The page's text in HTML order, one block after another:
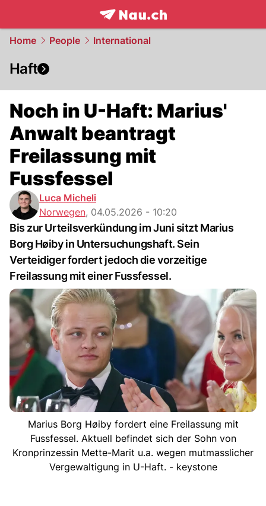
frontpage.NAU.ch
Home People International
Haft
Noch in U-Haft: Marius'
Anwalt beantragt
Freilassung mit
Fussfessel
Luca Micheli
Norwegen, 04.05.2026 - 10:20
Bis zur Urteilsverkündung im Juni sitzt Marius
Borg Høiby in Untersuchungshaft. Sein
Verteidiger fordert jedoch die vorzeitige
Freilassung mit einer Fussfessel.
Marius Borg Høiby fordert eine Freilassung mit
Fussfessel. Aktuell befindet sich der Sohn von
Kronprinzessin Mette-Marit u.a. wegen mutmasslicher
Vergewaltigung in U-Haft. - keystone